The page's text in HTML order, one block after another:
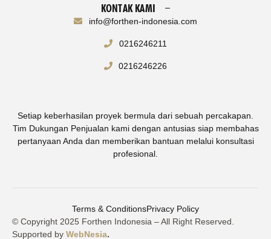
KONTAK KAMI
info@forthen-indonesia.com
0216246211
0216246226
Setiap keberhasilan proyek bermula dari sebuah percakapan.
Tim Dukungan Penjualan kami dengan antusias siap membahas
pertanyaan Anda dan memberikan bantuan melalui konsultasi
profesional.
Terms & ConditionsPrivacy Policy
© Copyright 2025 Forthen Indonesia – All Right Reserved.
Supported by WebNesia.